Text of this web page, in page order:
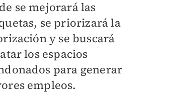
se mejorará las
se priorizará la
y se buscará
los espacios
para generar
empleos.